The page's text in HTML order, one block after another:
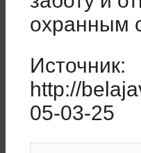
охранным
Источник:
http://
05-03-25